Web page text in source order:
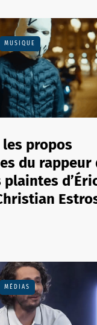
MUSIQUE
les propos
du rappeur
MÉDIAS